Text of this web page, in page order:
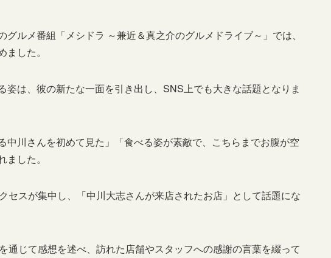
ルメ番組「メシドラ ～兼近＆真之介のグルメドライブ～」では、
した。
は、彼の新たな一面を引き出し、SNS上でも大きな話題となりま
中川さんを初めて見た」「食べる姿が素敵で、こちらまでお腹が空
した。
セスが集中し、「中川大志さんが来店されたお店」として話題にな
通じて感想を述べ、訪れた店舗やスタッフへの感謝の言葉を綴って